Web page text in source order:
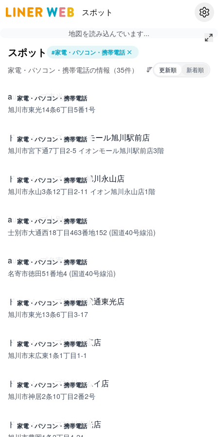
スポット
設定
地図を読み込んでいます...
スポット #家電・パソコン・携帯電話
家電・パソコン・携帯電話の情報（35件） 更新順 新着順
家電・パソコン・携帯電話
auショップ東光
旭川市東光14条6丁目5番1号
家電・パソコン・携帯電話
ドコモショップ イオンモール旭川駅前店
旭川市宮下通7丁目2-5 イオンモール旭川駅前店3階
家電・パソコン・携帯電話
ドコモショップイオン旭川永山店
旭川市永山3条12丁目2-11 イオン旭川永山店1階
家電・パソコン・携帯電話
auショップ士別
士別市大通西18丁目463番地152 (国道40号線沿)
家電・パソコン・携帯電話
auショップ名寄
名寄市徳田51番地4 (国道40号線沿)
家電・パソコン・携帯電話
ドコモショップ旭川環状通東光店
旭川市東光13条6丁目3-17
家電・パソコン・携帯電話
ドコモショップ旭川末広店
旭川市末広東1条1丁目1-1
家電・パソコン・携帯電話
ドコモショップ旭川カムイ店
旭川市神居2条10丁目2番2号
家電・パソコン・携帯電話
ドコモショップ旭川東光店